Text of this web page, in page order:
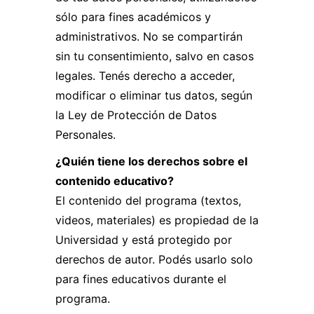
han superado los estándares de
calidad exigidos por ISO, en este caso
auditados y certificados por BUREAU
VERITAS.Somos la única Universidad
en Argentina que cuenta con esta
certificación en el área de Educación
Continua.
Además la UBP en su conjunto tiene
un proceso de autoevaluación
continuo, a través del cual se generan
reportes a CONEAU (Comisión
Nacional de Evaluación y
Acreditación Universitaria) y al
Ministerio de Educación de la Nación,
y recibe regularmente auditorías de
calidad por parte de estos
pero sí un certificado.
sólo para fines académicos y
administrativos. No se compartirán
sin tu consentimiento, salvo en casos
legales. Tenés derecho a acceder,
modificar o eliminar tus datos, según
la Ley de Protección de Datos
Personales.
¿Quién tiene los derechos sobre el
contenido educativo?
El contenido del programa (textos,
videos, materiales) es propiedad de la
Universidad y está protegido por
derechos de autor. Podés usarlo solo
para fines educativos durante el
programa.